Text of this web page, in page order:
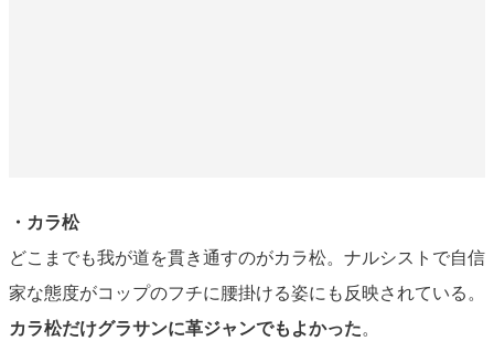
・カラ松
どこまでも我が道を貫き通すのがカラ松。ナルシストで自信
家な態度がコップのフチに腰掛ける姿にも反映されている。
カラ松だけグラサンに革ジャンでもよかった。